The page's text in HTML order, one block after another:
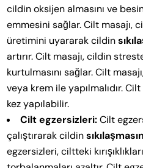
cildin oksijen almasını ve
emmesini sağlar. Cilt masajı,
üretimini uyararak cildin
artırır. Cilt masajı, cildin
kurtulmasını sağlar. Cilt
veya krem ile yapılmalıdır.
kez yapılabilir.
Cilt egzersizleri:Cilt
çalıştırarak cildin
egzersizleri, ciltteki